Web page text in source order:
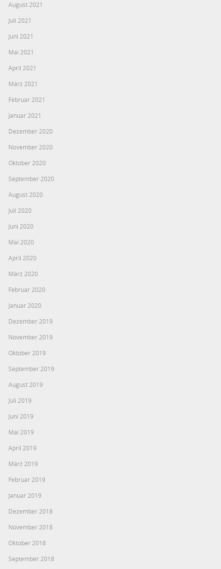
August 2021
Juli 2021
Juni 2021
Mai 2021
April 2021
März 2021
Februar 2021
Januar 2021
Dezember 2020
November 2020
Oktober 2020
September 2020
August 2020
Juli 2020
Juni 2020
Mai 2020
April 2020
März 2020
Februar 2020
Januar 2020
Dezember 2019
November 2019
Oktober 2019
September 2019
August 2019
Juli 2019
Juni 2019
Mai 2019
April 2019
März 2019
Februar 2019
Januar 2019
Dezember 2018
November 2018
Oktober 2018
September 2018